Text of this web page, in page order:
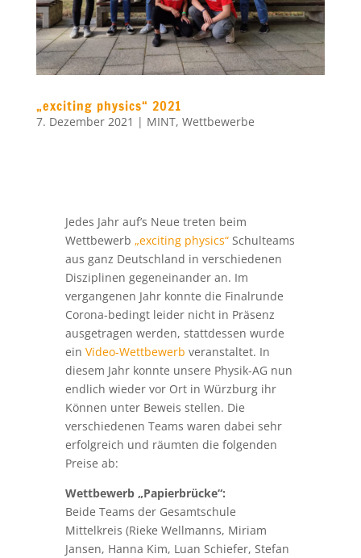
Jedes Jahr auf’s Neue treten beim
Wettbewerb„exciting physics“Schulteams
Disziplinen gegeneinander an. Im
vergangenen Jahr konnte die Finalrunde
endlich wieder vor Ort in Würzburg ihr
Können unter Beweis stellen. Die
verschiedenen Teams waren dabei sehr
erfolgreich und räumten die folgenden
Preise ab:
Wettbewerb „Papierbrücke“:
Beide Teams der Gesamtschule
Mittelkreis (Rieke Wellmanns, Miriam
Jansen, Hanna Kim, Luan Schiefer, Stefan
Anker) teilen sich den 1. Platz.